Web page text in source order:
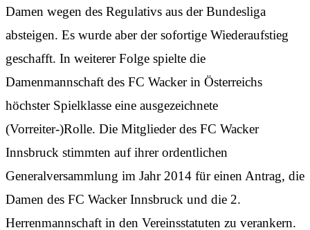
Damen wegen des Regulativs aus der Bundesliga
absteigen. Es wurde aber der sofortige Wiederaufstieg
geschafft. In weiterer Folge spielte die
Damenmannschaft des FC Wacker in Österreichs
höchster Spielklasse eine ausgezeichnete
(Vorreiter-)Rolle. Die Mitglieder des FC Wacker
Innsbruck stimmten auf ihrer ordentlichen
Generalversammlung im Jahr 2014 für einen Antrag, die
Damen des FC Wacker Innsbruck und die 2.
Herrenmannschaft in den Vereinsstatuten zu verankern.